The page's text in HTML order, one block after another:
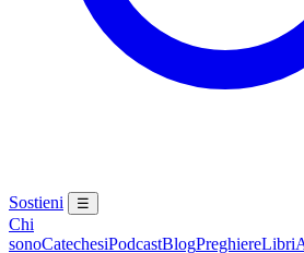
Sostieni ☰
Chi
sonoCatechesiPodcastBlogPreghiereLibri